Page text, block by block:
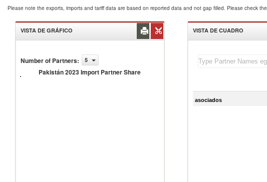
Please note the exports, imports and tariff data are based on reported data and not gap filled. Please check the
VISTA DE GRÁFICO
Number of Partners: 5
Pakistán 2023 Import Partner Share
Pakistán
Import
VISTA DE CUADRO
asociados